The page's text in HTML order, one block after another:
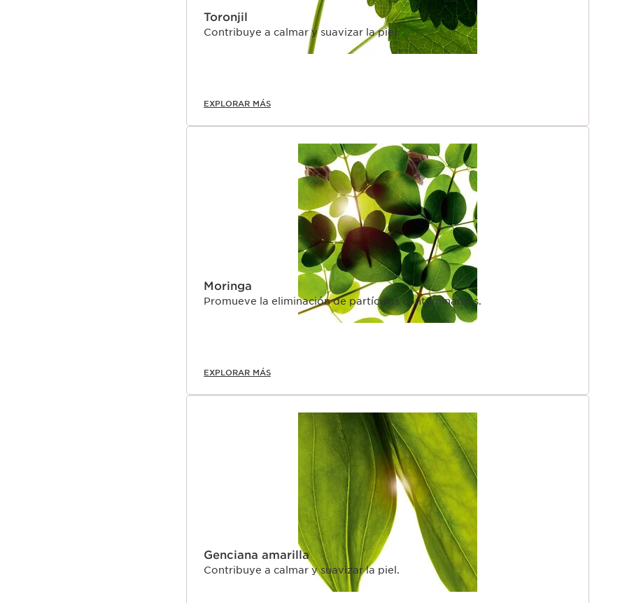
Toronjil
Contribuye a calmar y suavizar la piel.
EXPLORAR MÁS
Moringa
Promueve la eliminación de partículas contaminantes.
EXPLORAR MÁS
Genciana amarilla
Contribuye a calmar y suavizar la piel.